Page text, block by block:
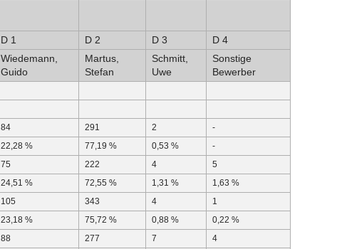
D 1 D 2 D 3
D 4
Wiedemann,
Guido
Martus,
Stefan
Schmitt,
Uwe
Sonstige
Bewerber
84 291 2 -
22,28 % 77,19 % 0,53 % -
75 222 4 5
24,51 % 72,55 % 1,31 % 1,63 %
105 343 4 1
23,18 % 75,72 % 0,88 % 0,22 %
88 277 7 4